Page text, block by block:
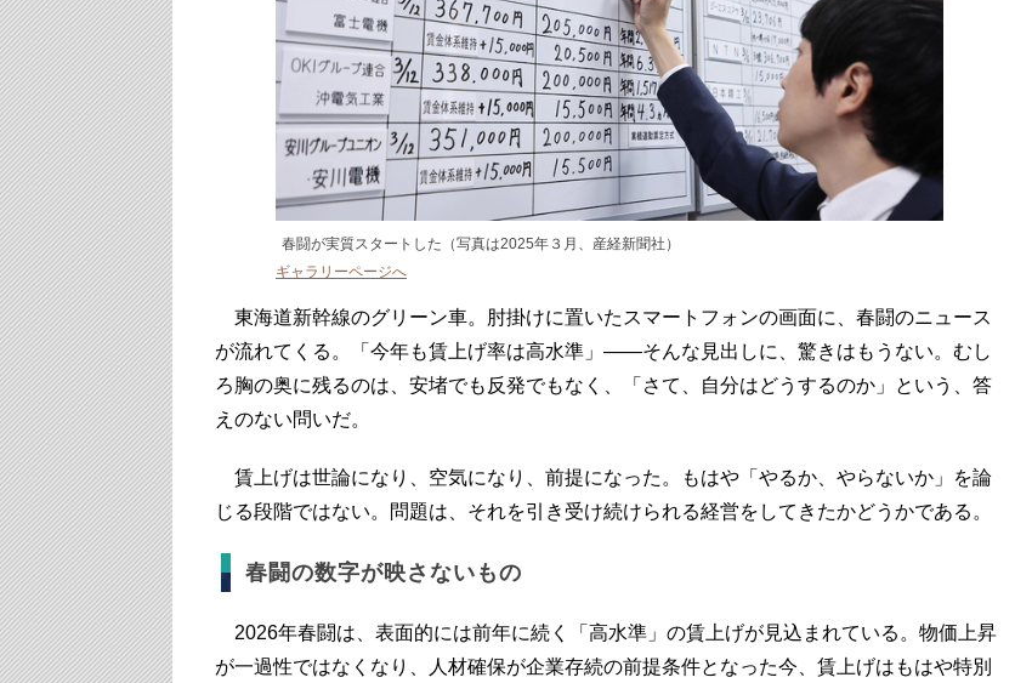
春闘が実質スタートした（写真は2025年３月、産経新聞社）
ギャラリーページへ
東海道新幹線のグリーン車。肘掛けに置いたスマートフォンの画面に、春闘のニュース
が流れてくる。「今年も賃上げ率は高水準」――そんな見出しに、驚きはもうない。むし
ろ胸の奥に残るのは、安堵でも反発でもなく、「さて、自分はどうするのか」という、答
えのない問いだ。
賃上げは世論になり、空気になり、前提になった。もはや「やるか、やらないか」を論
じる段階ではない。問題は、それを引き受け続けられる経営をしてきたかどうかである。
春闘の数字が映さないもの
2026年春闘は、表面的には前年に続く「高水準」の賃上げが見込まれている。物価上昇
が一過性ではなくなり、人材確保が企業存続の前提条件となった今、賃上げはもはや特別